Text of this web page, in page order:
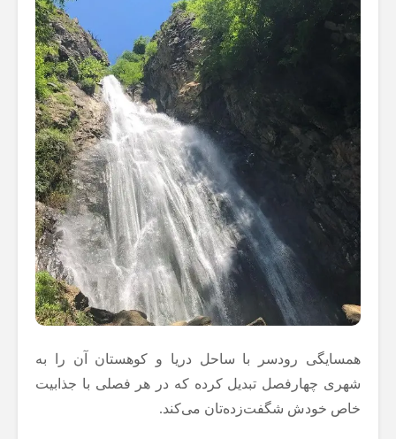
همسایگی رودسر با ساحل دریا و کوهستان آن را به
شهری چهارفصل تبدیل کرده که در هر فصلی با جذابیت
خاص خودش شگفت‌زده‌تان می‌کند.